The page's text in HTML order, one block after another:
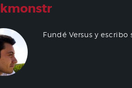
Fundé Versus y escribo